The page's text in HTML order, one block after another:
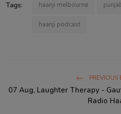
Tags: haanji melbourne
haanji podcast
PREVIOUS
07 Aug, Laughter Therapy -
Radio